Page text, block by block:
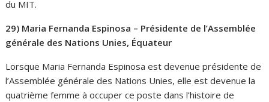
du MIT.
29) Maria Fernanda Espinosa – Présidente de l’Assemblée
générale des Nations Unies, Équateur
Lorsque Maria Fernanda Espinosa est devenue présidente de
l’Assemblée générale des Nations Unies, elle est devenue la
quatrième femme à occuper ce poste dans l’histoire de